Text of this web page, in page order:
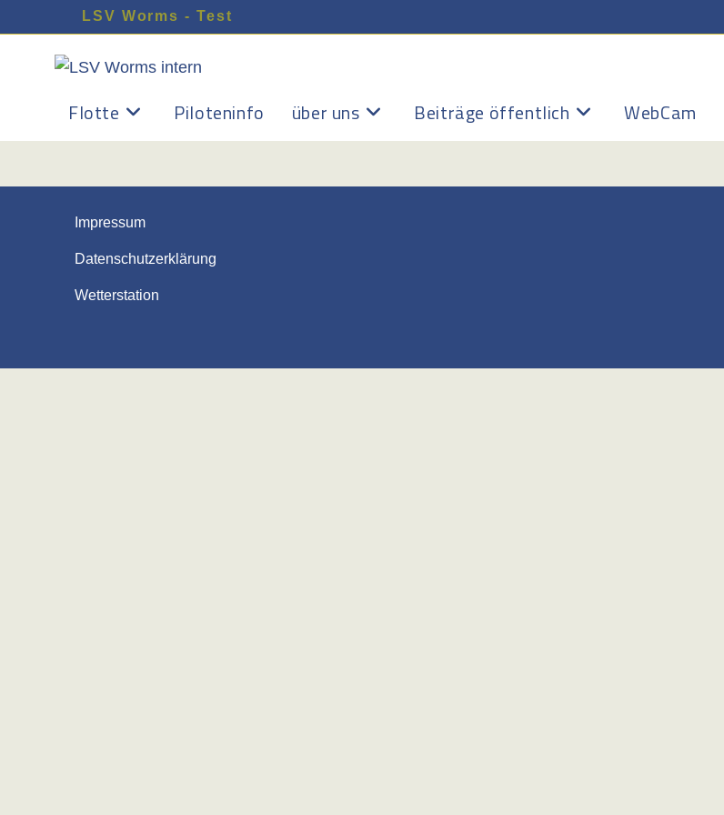
LSV Worms - Test
Flotte Piloteninfo über uns Beiträge öffentlich WebCam
Impressum
Datenschutzerklärung
Wetterstation